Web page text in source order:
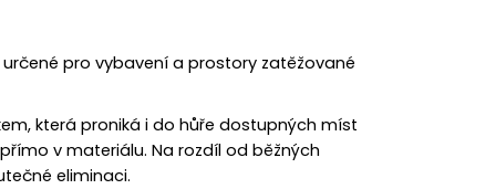
pro vybavení a prostory zatěžované
která proniká i do hůře dostupných míst
v materiálu. Na rozdíl od běžných
eliminaci.